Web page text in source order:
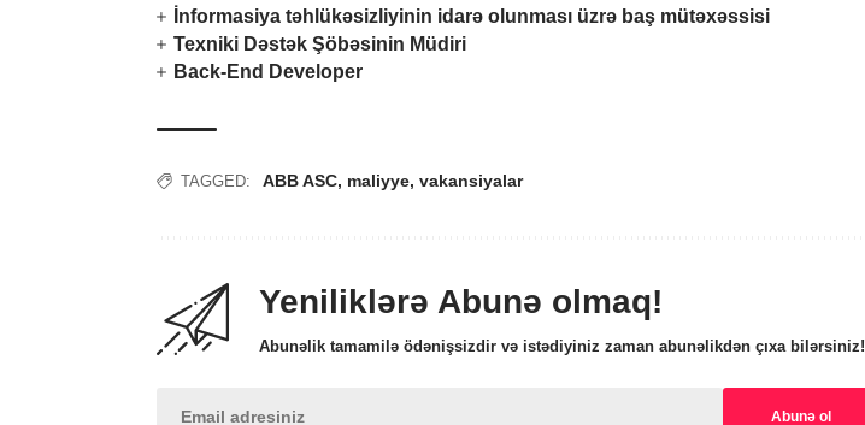
İnformasiya təhlükəsizliyinin idarə olunması üzrə baş mütəxəssisi
Texniki Dəstək Şöbəsinin Müdiri
Back-End Developer
TAGGED: ABB ASC, maliyye, vakansiyalar
Yeniliklərə Abunə olmaq!
Abunəlik tamamilə ödənişsizdir və istədiyiniz zaman abunəlikdən çıxa bilərsiniz!